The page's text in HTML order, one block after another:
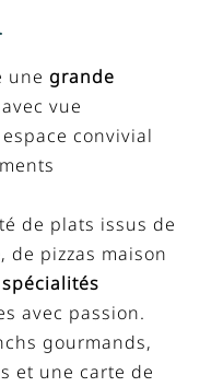
une grande
avec vue
convivial
de plats issus de
, de pizzas maison
spécialités
avec passion.
gourmands,
et une carte de